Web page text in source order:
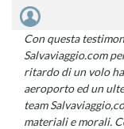
Con questa
Salvaviaggio.com
ritardo di un volo
aeroporto ed un
team
materiali e morali.